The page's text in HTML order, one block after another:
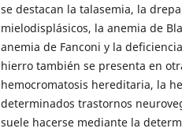
se destacan la talasemia, la
mielodisplásicos, la anemia de
anemia de Fanconi y la
hierro también se presenta en
hemocromatosis hereditaria, la
determinados trastornos
suele hacerse mediante la